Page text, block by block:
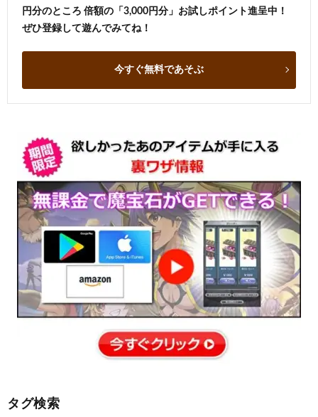
円分のところ 倍額の「3,000円分」お試しポイント進呈中！
ぜひ登録して遊んでみてね！
今すぐ無料であそぶ
タグ検索